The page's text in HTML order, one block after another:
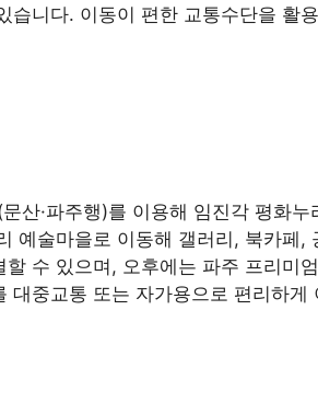
습니다. 이동이 편한 교통수단을 활
산·파주행)를 이용해 임진각 평화
예술마을로 이동해 갤러리, 북카페,
수 있으며, 오후에는 파주 프리미
대중교통 또는 자가용으로 편리하